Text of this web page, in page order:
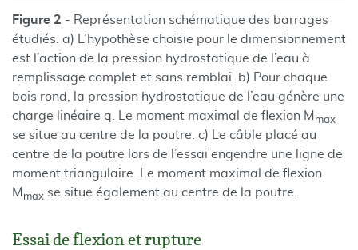
Figure 2 - Représentation schématique des barrages
étudiés. a) L’hypothèse choisie pour le dimensionnement
est l’action de la pression hydrostatique de l’eau à
remplissage complet et sans remblai. b) Pour chaque
bois rond, la pression hydrostatique de l’eau génère une
charge linéaire q. Le moment maximal de flexion M max
se situe au centre de la poutre. c) Le câble placé au
centre de la poutre lors de l’essai engendre une ligne de
moment triangulaire. Le moment maximal de flexion
M max se situe également au centre de la poutre.
Essai de flexion et rupture